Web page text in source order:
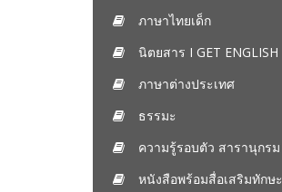
ภาษาไทยเด็ก
นิตยสาร I GET ENGLISH
ภาษาต่างประเทศ
ธรรมะ
ความรู้รอบตัว สารานุกรม
หนังสือพร้อมสื่อเสริมทักษะ